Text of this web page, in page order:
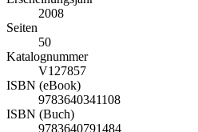
2008
Seiten
50
Katalognummer
V127857
ISBN (eBook)
9783640341108
ISBN (Buch)
9783640791484